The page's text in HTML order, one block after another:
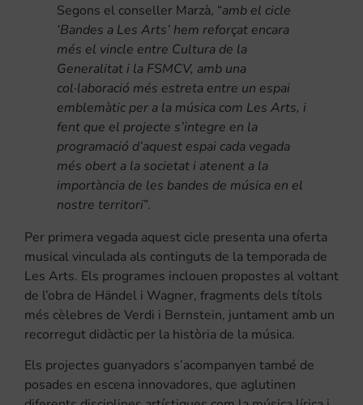
Segons el conseller Marzà, “amb el cicle
‘Bandes a Les Arts’ hem reforçat encara
més el vincle entre Cultura de la
Generalitat i la FSMCV, amb una
col·laboració més estreta entre un espai
emblemàtic per a la música com Les Arts, i
fent que el projecte s’integre en la
programació d’aquest espai cada vegada
més obert a la societat i atenent a la
importància de les bandes de música en el
nostre territori”.
Per primera vegada aquest cicle presenta una oferta
musical vinculada als continguts de la temporada de
Les Arts. Els programes inclouen propostes al voltant
de l’obra de Händel i Wagner, fragments dels títols
més cèlebres de Verdi i Bernstein, juntament amb un
recorregut didàctic per la història de la música.
Els projectes guanyadors s’acompanyen també de
posades en escena innovadores, que aglutinen